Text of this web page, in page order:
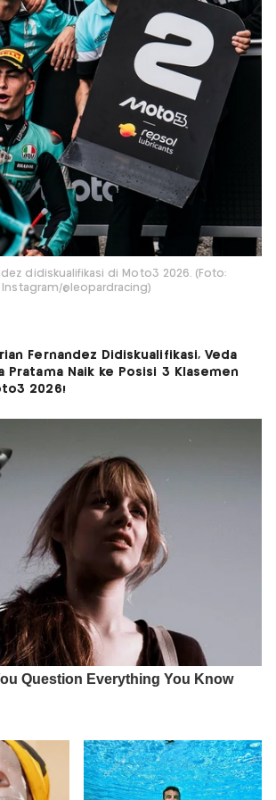
didiskualifikasi di Moto3 2026. (Foto:
Instagram/@leopardracing)
Fernandez Didiskualifikasi, Veda
Pratama Naik ke Posisi 3 Klasemen
2026!